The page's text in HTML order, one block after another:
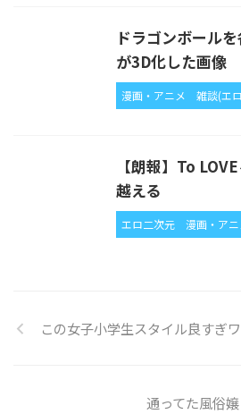
ドラゴンボール
が3D化した画像
漫画・アニメ 雑談(エ
【朗報】To
越える
エロ二次元 漫画・アニ
この女子小学生スタイル良すぎ
通ってた風俗